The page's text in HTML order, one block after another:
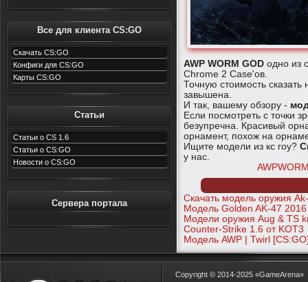
Все для клиента CS:GO
Скачать CS:GO
Конфиги для CS:GO
Карты CS:GO
Статьи
Статьи о CS 1.6
Статьи о CS:GO
Новости о CS:GO
Сервера портала
AWP WORM GOD одно из
Chrome 2 Case'ов.
Точную стоимость сказать
завышена.
И так, вашему обзору -
Если посмотреть с точки
безупречна. Красивый
орнамент, похож на
Ищите модели из кс гоу?
у нас.
Скачать модель оружия
Модель Golden AK-47
Модели оружия Aug & TS
Counter-Strike 1.6 от KOT3
Модель AWP | Twirl
Copyright © 2014-2025 «GameArena»